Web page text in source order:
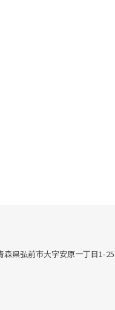
県弘前市大字安原一丁目1-25